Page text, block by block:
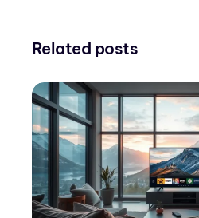
Related posts